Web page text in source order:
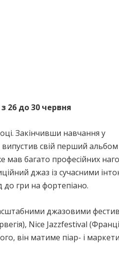
26 до 30 червня
Закінчивши навчання у
випустив свій перший
мав багато професійних
джаз із сучасними
до гри на фортепіано.
джазовими
Nice Jazzfestival
він матиме піар- і